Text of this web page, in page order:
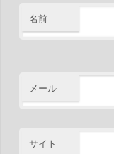
名前
メール
サイト